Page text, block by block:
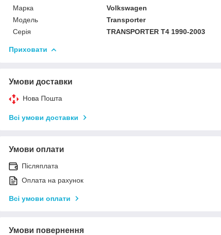
Марка
Volkswagen
Модель
Transporter
Серія
TRANSPORTER T4 1990-2003
Приховати
Умови доставки
Нова Пошта
Всі умови доставки
Умови оплати
Післяплата
Оплата на рахунок
Всі умови оплати
Умови повернення